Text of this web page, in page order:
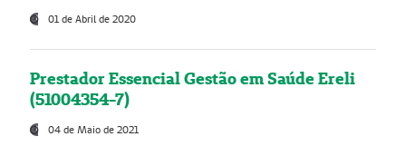
01 de Abril de 2020
Prestador Essencial Gestão em Saúde Ereli
(51004354-7)
04 de Maio de 2021